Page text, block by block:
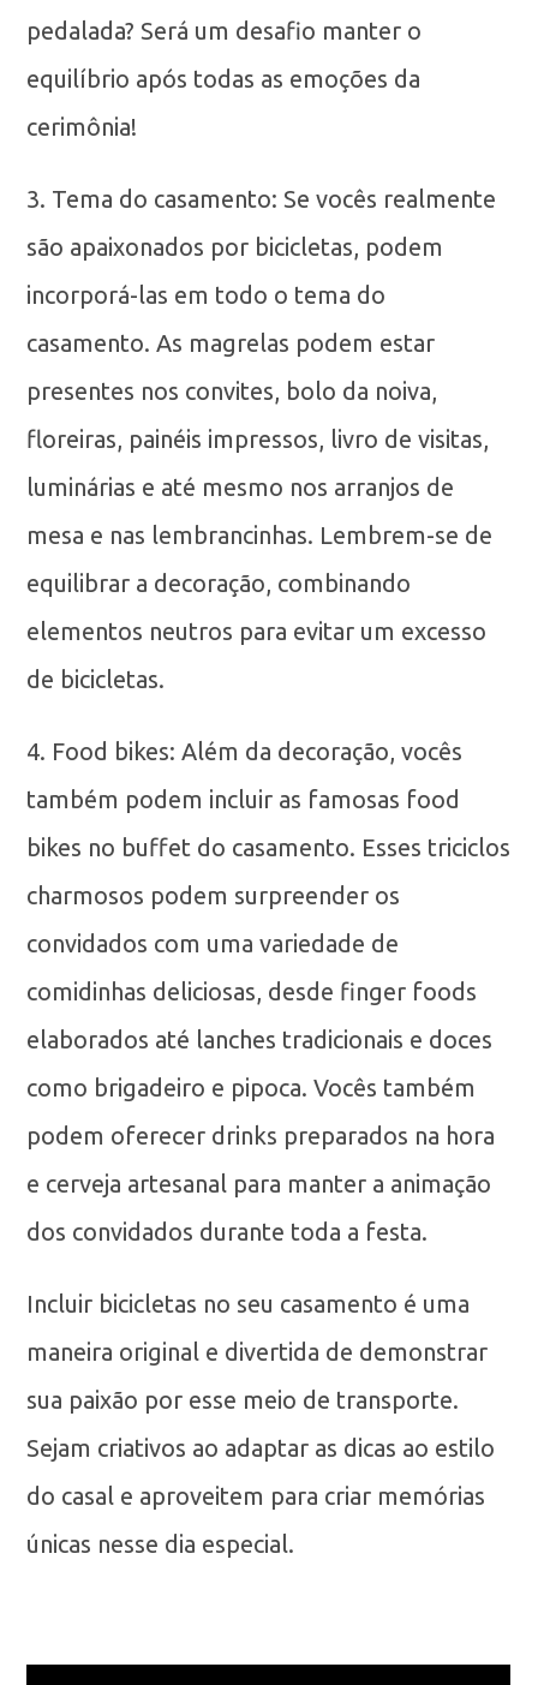
pedalada? Será um desafio manter o
equilíbrio após todas as emoções da
cerimônia!
3. Tema do casamento: Se vocês realmente
são apaixonados por bicicletas, podem
incorporá-las em todo o tema do
casamento. As magrelas podem estar
presentes nos convites, bolo da noiva,
floreiras, painéis impressos, livro de visitas,
luminárias e até mesmo nos arranjos de
mesa e nas lembrancinhas. Lembrem-se de
equilibrar a decoração, combinando
elementos neutros para evitar um excesso
de bicicletas.
4. Food bikes: Além da decoração, vocês
também podem incluir as famosas food
bikes no buffet do casamento. Esses triciclos
charmosos podem surpreender os
convidados com uma variedade de
comidinhas deliciosas, desde finger foods
elaborados até lanches tradicionais e doces
como brigadeiro e pipoca. Vocês também
podem oferecer drinks preparados na hora
e cerveja artesanal para manter a animação
dos convidados durante toda a festa.
Incluir bicicletas no seu casamento é uma
maneira original e divertida de demonstrar
sua paixão por esse meio de transporte.
Sejam criativos ao adaptar as dicas ao estilo
do casal e aproveitem para criar memórias
únicas nesse dia especial.